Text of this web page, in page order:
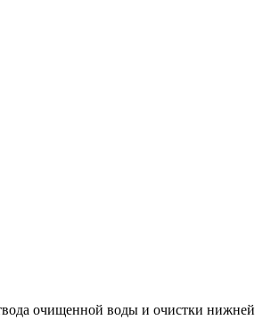
очищенной воды и очистки нижней